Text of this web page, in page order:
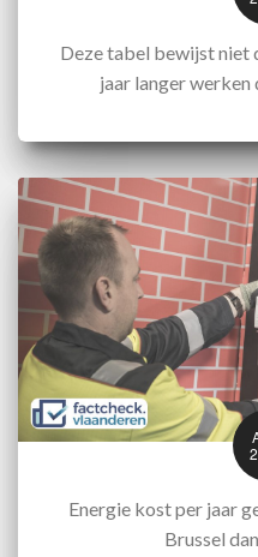
Deze tabel bewijst niet
jaar langer werken
Energie kost per jaar
Brussel